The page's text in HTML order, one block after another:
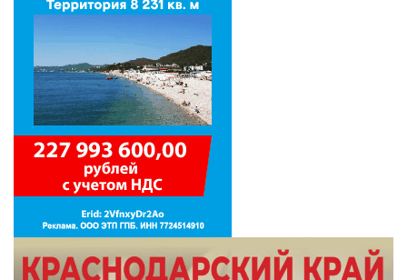
Наш папа погиб в 1945 году, подорвался на мине.
Но мы не сразу об этом узнали».
Почти каждая история бывшего малолетнего
узника заканчивается признанием в любви к
своему родному городу-герою Новороссийску.
«Мы, ваши прабабушки и прадедушки,
завещаем вам любить свой город, дом,
любить жизнь!» – говорится в предисловии